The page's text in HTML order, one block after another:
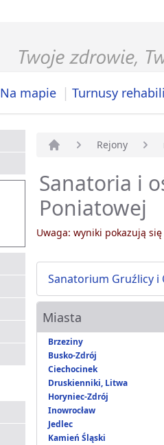
Na mapie | Turnusy
Rejony
Sanatoria i
Poniatowej
Uwaga: wyniki pokazują
Sanatorium Gruźlicy i
Miasta
Brzeziny
Busko-Zdrój
Ciechocinek
Druskienniki, Litwa
Horyniec-Zdrój
Inowrocław
Jedlec
Kamień Śląski